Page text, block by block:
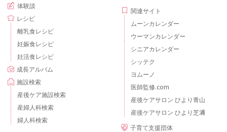
体験談
レシピ
離乳食レシピ
妊娠食レシピ
妊活食レシピ
成長アルバム
施設検索
産後ケア施設検索
産婦人科検索
婦人科検索
関連サイト
ムーンカレンダー
ウーマンカレンダー
シニアカレンダー
シッテク
ヨムーノ
医師監修.com
産後ケアサロン ひより青山
産後ケアサロン ひより芝浦
子育て支援団体